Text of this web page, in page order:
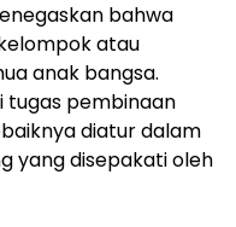
bahwa
atau
anak bangsa.
tugas pembinaan
diatur dalam
yang disepakati oleh